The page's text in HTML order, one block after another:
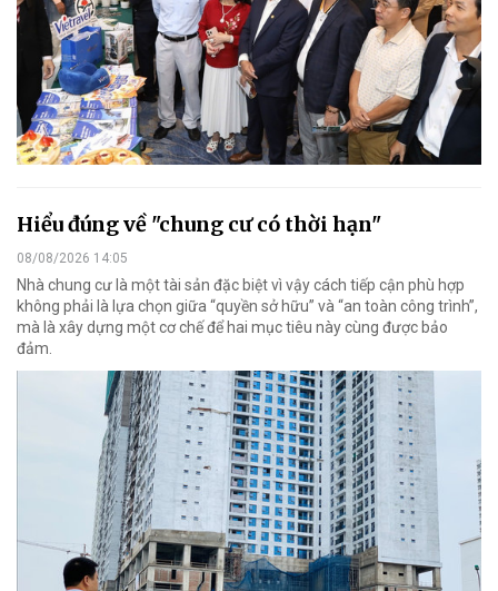
Hiểu đúng về "chung cư có thời hạn"
08/08/2026 14:05
Nhà chung cư là một tài sản đặc biệt vì vậy cách tiếp cận phù hợp
không phải là lựa chọn giữa “quyền sở hữu” và “an toàn công trình”,
mà là xây dựng một cơ chế để hai mục tiêu này cùng được bảo
đảm.